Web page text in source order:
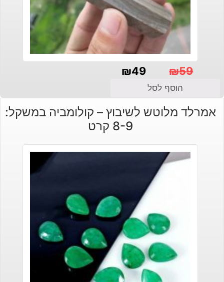
₪59
המקורי
היה:
₪49
הנוכחי
הוא:
הוסף לסל
אמרלד מלוטש לשיבוץ – קולומביה במשקל:
8-9 קרט